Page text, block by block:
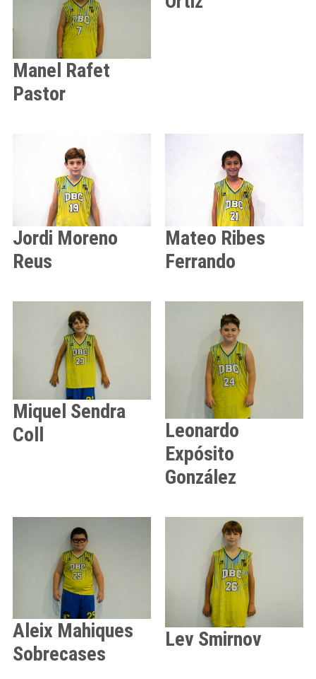
Manel Rafet
Pastor
Jordi Moreno
Reus
Mateo Ribes
Ferrando
Miquel Sendra
Coll
Leonardo
Expósito
González
Aleix Mahiques
Sobrecases
Lev Smirnov